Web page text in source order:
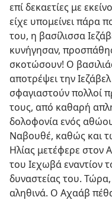
επί δεκαετίες με
είχε υπομείνει πάρα
του, η βασίλισσα
κυνήγησαν,
σκοτώσουν! Ο
αποτρέψει την
σφαγιαστούν πολλοί
τους, από καθαρή
δολοφονία ενός
Ναβουθέ, καθώς και
Ηλίας μετέφερε στον
του Ιεχωβά εναντίον
δυναστείας του.
αληθινά. Ο Αχαάβ